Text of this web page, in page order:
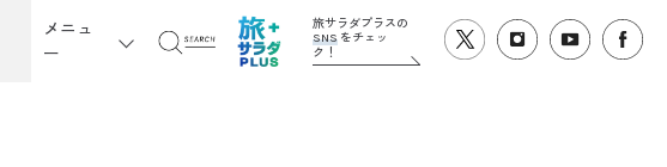
メニュ
ー
旅サラダプラスの
SNSをチェッ
ク！